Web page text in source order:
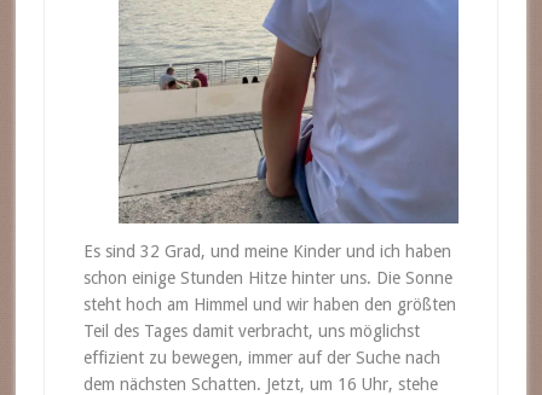
Es sind 32 Grad, und meine Kinder und ich haben
schon einige Stunden Hitze hinter uns. Die Sonne
steht hoch am Himmel und wir haben den größten
Teil des Tages damit verbracht, uns möglichst
effizient zu bewegen, immer auf der Suche nach
dem nächsten Schatten. Jetzt, um 16 Uhr, stehe